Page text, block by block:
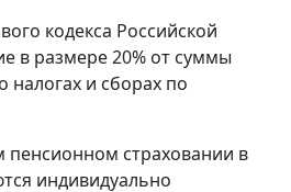
кодекса Российской
в размере 20% от суммы
налогах и сборах по
пенсионном страховании в
индивидуально